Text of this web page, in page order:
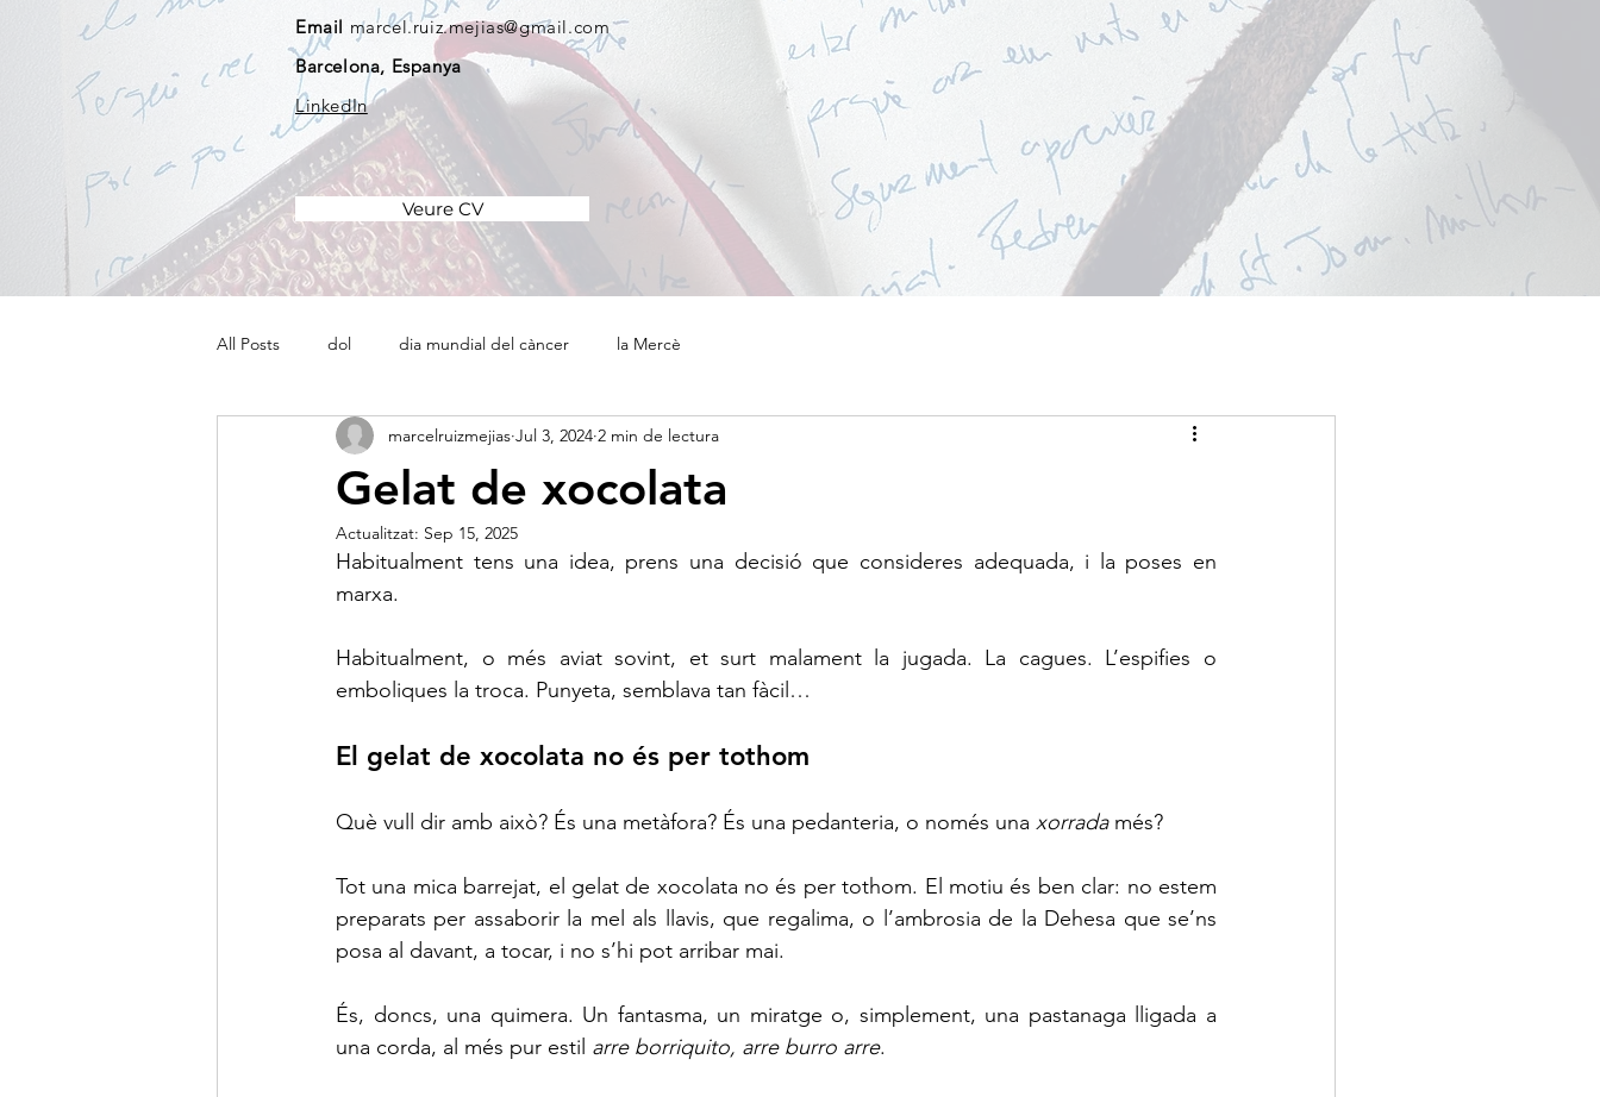
Email marcel.ruiz.mejias@gmail.com
Barcelona, Espanya
LinkedIn
Veure CV
All Posts dol dia mundial del càncer la Mercè
Gelat de xocolata
marcelruizmejias Jul 3, 2024 2 min de lectura
Actualitzat: Sep 15, 2025
Habitualment tens una idea, prens una decisió que consideres adequada, i la poses en
marxa.
Habitualment, o més aviat sovint, et surt malament la jugada. La cagues. L’espifies o
emboliques la troca. Punyeta, semblava tan fàcil…
El gelat de xocolata no és per tothom
Què vull dir amb això? És una metàfora? És una pedanteria, o només una xorrada més?
Tot una mica barrejat, el gelat de xocolata no és per tothom. El motiu és ben clar: no estem
preparats per assaborir la mel als llavis, que regalima, o l’ambrosia de la Dehesa que se’ns
posa al davant, a tocar, i no s’hi pot arribar mai.
És, doncs, una quimera. Un fantasma, un miratge o, simplement, una pastanaga lligada a
una corda, al més pur estil arre borriquito, arre burro arre.